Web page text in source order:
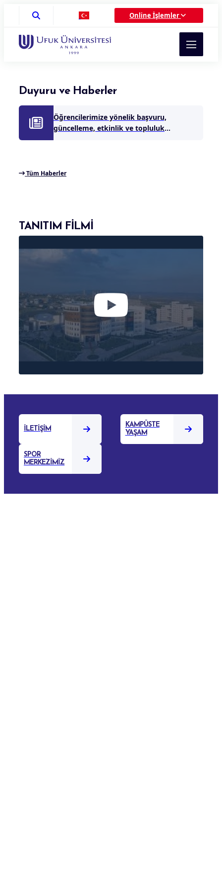
Online İşlemler
Etkinlikler
Koordinatörlüğü
Duyuru ve Haberler
Öğrencilerimize yönelik başvuru,
güncelleme, etkinlik ve topluluk
Tüm Haberler
TANITIM FİLMİ
İLETİŞİM
KAMPÜSTE
YAŞAM
SPOR
MERKEZİMİZ